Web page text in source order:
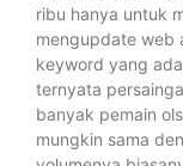
ribu hanya untuk
mengupdate web
keyword yang
ternyata
banyak pemain
mungkin sama